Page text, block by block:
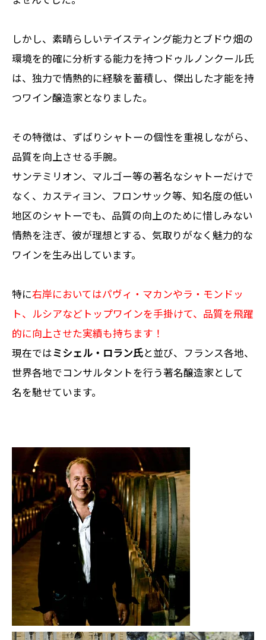
しかし、素晴らしいテイスティング能力とブドウ畑の
環境を的確に分析する能力を持つドゥルノンクール氏
は、独力で情熱的に経験を蓄積し、傑出した才能を持
つワイン醸造家となりました。
その特徴は、ずばりシャトーの個性を重視しながら、
品質を向上させる手腕。
サンテミリオン、マルゴー等の著名なシャトーだけで
なく、カスティヨン、フロンサック等、知名度の低い
地区のシャトーでも、品質の向上のために惜しみない
情熱を注ぎ、彼が理想とする、気取りがなく魅力的な
ワインを生み出しています。
特に右岸においてはパヴィ・マカンやラ・モンドッ
ト、ルシアなどトップワインを手掛けて、品質を飛躍
的に向上させた実績も持ちます！
現在ではミシェル・ロラン氏と並び、フランス各地、
世界各地でコンサルタントを行う著名醸造家として
名を馳せています。